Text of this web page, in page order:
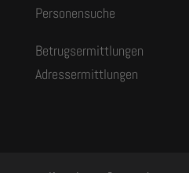
Personensuche
Betrugsermittlungen
Adressermittlungen